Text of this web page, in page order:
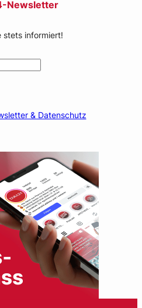
Newsletter
stets informiert!
& Datenschutz